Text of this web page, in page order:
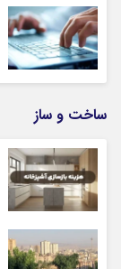
ساخت و ساز